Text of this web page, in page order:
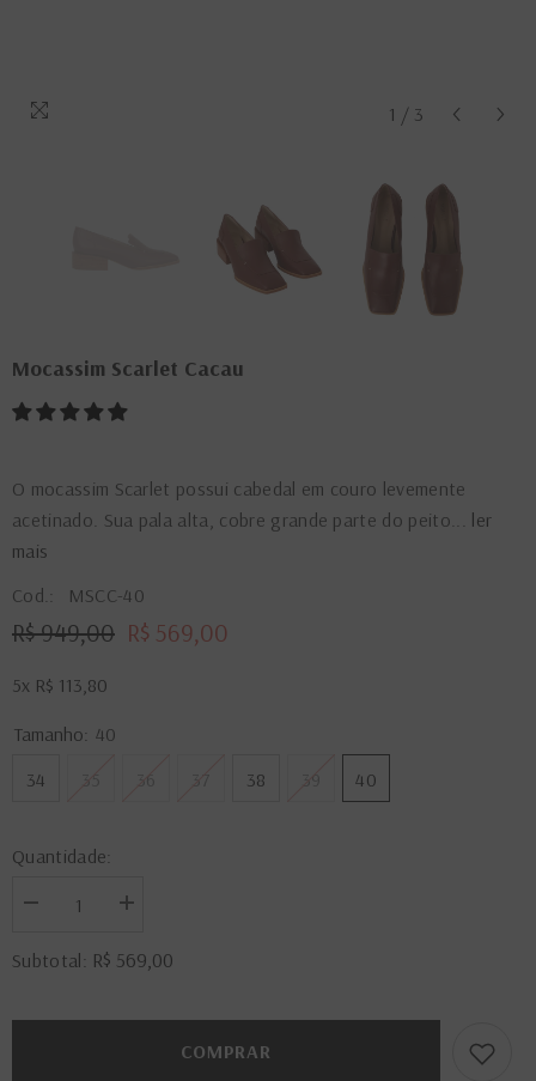
1 / 3
Mocassim Scarlet Cacau
O mocassim Scarlet possui cabedal em couro levemente
acetinado. Sua pala alta, cobre grande parte do peito... ler
mais
Cod.:
MSCC-40
R$ 949,00 R$ 569,00
5x R$ 113,80
Tamanho: 40
34
38 40
Quantidade:
Diminuir
de
Cacau
Aumentar
de
Cacau
Subtotal: R$ 569,00
COMPRAR